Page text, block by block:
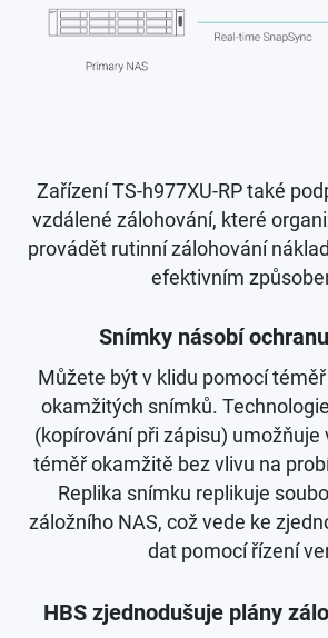
Zařízení TS-h977XU-RP také
vzdálené zálohování, které
provádět rutinní zálohování
efektivním
Snímky násobí
Můžete být v klidu pomocí
okamžitých snímků.
(kopírování při zápisu)
téměř okamžitě bez vlivu na
Replika snímku replikuje
záložního NAS, což vede ke
dat pomocí řízení
HBS zjednodušuje plány